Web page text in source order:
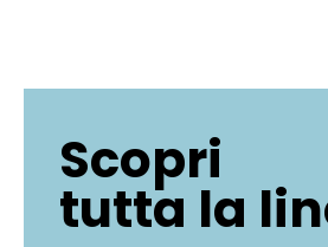
Scopri
tutta la